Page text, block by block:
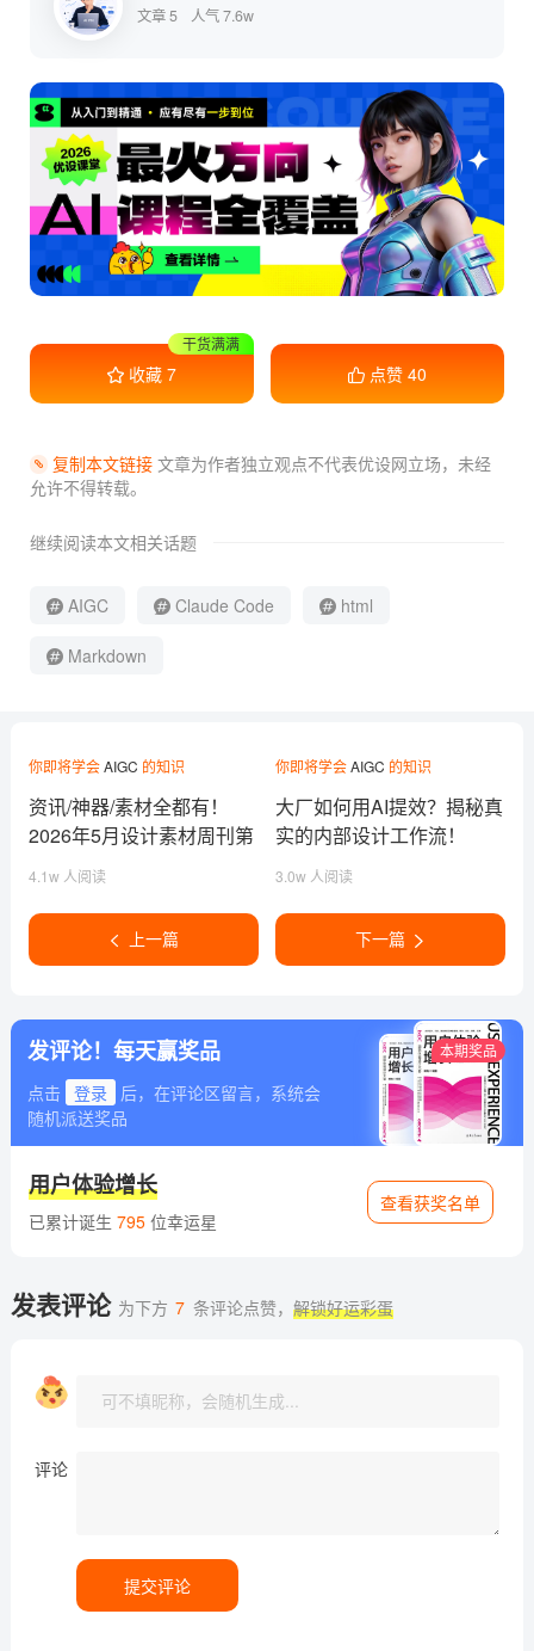
文章 5 人气 7.6w
收藏 7
收藏学习
点赞 40
复制本文链接文章为作者独立观点不代表优设网立场， 未经
允许不得转载。
继续阅读本文相关话题
AIGC Claude Code html
Markdown
你即将学会AIGC 的知识
资讯/神器/素材全都有！
2026年5月设计素材周刊第
4.1w 人阅读
上一篇
你即将学会AIGC 的知识
大厂如何用AI提效？揭秘真
实的内部设计工作流！
3.0w 人阅读
下一篇
发评论！每天赢奖品
点击 登录
后，在评论区留言，系统会
随机派送奖品
本期奖品
用户体验增长
已累计诞生 795位幸运星
查看获奖名单
发表评论 为下方 7 条评论点赞，解锁好运彩蛋
评论
提交评论